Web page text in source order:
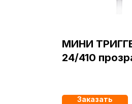
МИНИ
24/410
Заказать